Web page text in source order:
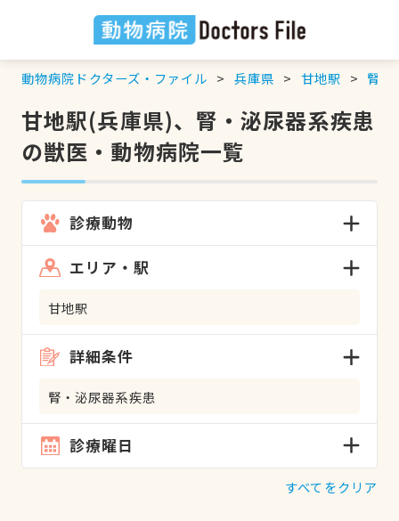
動物病院ドクターズ・ファイル 兵庫県 甘地駅 腎・
甘地駅(兵庫県)、腎・泌尿器系疾患
の獣医・動物病院一覧
診療動物
エリア・駅
甘地駅
詳細条件
腎・泌尿器系疾患
診療曜日
すべてをクリア